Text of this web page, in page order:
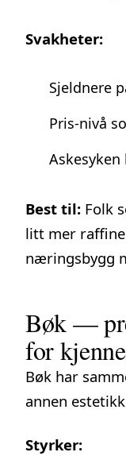
Svakheter:
Sjeldnere
Pris-nivå
Best til: Folk
litt mer
næringsbygg
Bøk —
for
Bøk har
annen
Styrker: